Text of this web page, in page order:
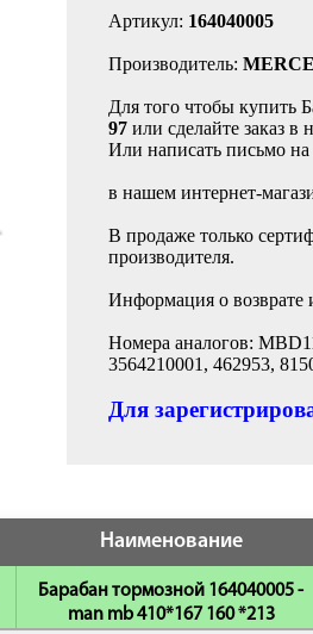
Артикул: 164040005
Производитель:
Для того чтобы купить
97 или сделайте заказ в
Или написать письмо на
в нашем интернет-
В продаже только
производителя.
Информация о возврате
Номера аналогов:
3564210001, 462953,
Для
Наименование
Барабан тормозной 164040005 -
man mb 410*167 160 *213